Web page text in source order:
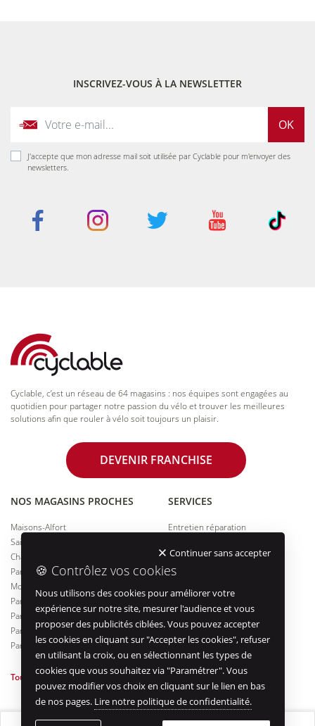
INSCRIVEZ-VOUS À LA NEWSLETTER
OK
J'accepte que mon adresse mail soit utilisée par Cyclable pour m'envoyer des
newsletters.
Cyclable, c’est un réseau de 64 magasins : nos équipes sont engagées au
quotidien pour partager notre passion du vélo et trouver les meilleures
solutions afin que rouler à vélo soit toujours un plaisir.
DEVENIR FRANCHISE
NOS MAGASINS PROCHES
Maisons-Alfort
Saint-Mandé
Champigny-sur-Marne
Paris 12
Montreuil
Paris 13
Paris 11
Paris 19
Paris 14
Tous nos magasins à Paris
SERVICES
Entretien réparation
Location de vélos
Financement
Marquage vélo
Accueil randonneur
Offre entreprise
© 2005-2026 Cyclable -Mentions légales -Gérer les cookies
Continuer sans accepter
🍪 Contrôlez vos cookies
Nous utilisons des cookies pour améliorer votre
expérience sur notre site, mesurer l'audience et vous
proposer des publicités ciblées. Vous pouvez accepter
les cookies en cliquant sur "Accepter les cookies", refuser
en utilisant la croix, ou en sélectionnant les types de
cookies que vous souhaitez via "Paramétrer". Vous
pouvez modifier vos choix en cliquant sur le lien en bas
de nos pages. Lire notre politique de confidentialité.